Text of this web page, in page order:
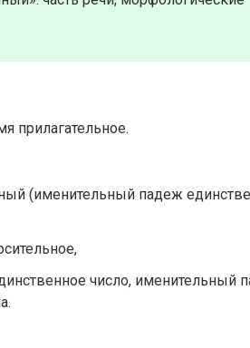
прилагательное.
(именительный падеж
число, именительный